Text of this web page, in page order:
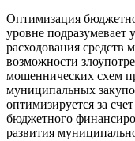
Оптимизация
уровне подразумевает
расходования
возможности
мошеннических схем
муниципальных
оптимизируется за
бюджетного
развития